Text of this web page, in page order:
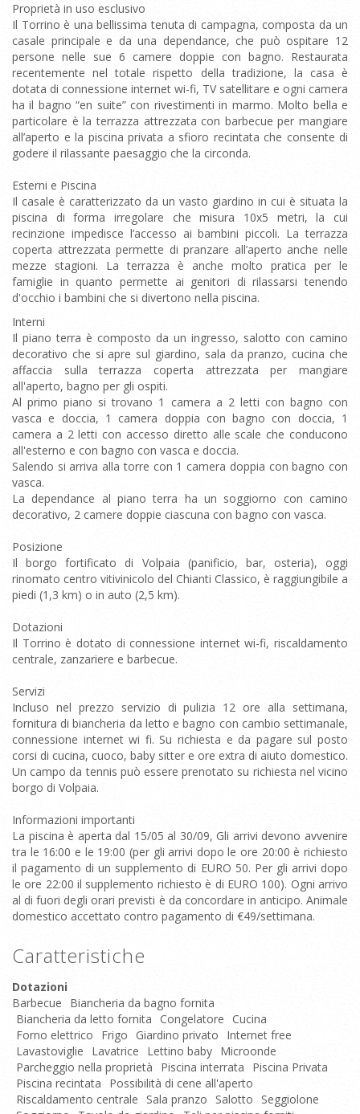
Proprietà in uso esclusivo
Il Torrino è una bellissima tenuta di campagna, composta da un
casale principale e da una dependance, che può ospitare 12
persone nelle sue 6 camere doppie con bagno. Restaurata
recentemente nel totale rispetto della tradizione, la casa è
dotata di connessione internet wi-fi, TV satellitare e ogni camera
ha il bagno “en suite” con rivestimenti in marmo. Molto bella e
particolare è la terrazza attrezzata con barbecue per mangiare
all’aperto e la piscina privata a sfioro recintata che consente di
godere il rilassante paesaggio che la circonda.
Esterni e Piscina
Il casale è caratterizzato da un vasto giardino in cui è situata la
piscina di forma irregolare che misura 10x5 metri, la cui
recinzione impedisce l’accesso ai bambini piccoli. La terrazza
coperta attrezzata permette di pranzare all’aperto anche nelle
mezze stagioni. La terrazza è anche molto pratica per le
famiglie in quanto permette ai genitori di rilassarsi tenendo
d'occhio i bambini che si divertono nella piscina.
Interni
Il piano terra è composto da un ingresso, salotto con camino
decorativo che si apre sul giardino, sala da pranzo, cucina che
affaccia sulla terrazza coperta attrezzata per mangiare
all'aperto, bagno per gli ospiti.
Al primo piano si trovano 1 camera a 2 letti con bagno con
vasca e doccia, 1 camera doppia con bagno con doccia, 1
camera a 2 letti con accesso diretto alle scale che conducono
all'esterno e con bagno con vasca e doccia.
Salendo si arriva alla torre con 1 camera doppia con bagno con
vasca.
La dependance al piano terra ha un soggiorno con camino
decorativo, 2 camere doppie ciascuna con bagno con vasca.
Posizione
Il borgo fortificato di Volpaia (panificio, bar, osteria), oggi
rinomato centro vitivinicolo del Chianti Classico, è raggiungibile a
piedi (1,3 km) o in auto (2,5 km).
Dotazioni
Il Torrino è dotato di connessione internet wi-fi, riscaldamento
centrale, zanzariere e barbecue.
Servizi
Incluso nel prezzo servizio di pulizia 12 ore alla settimana,
fornitura di biancheria da letto e bagno con cambio settimanale,
connessione internet wi fi. Su richiesta e da pagare sul posto
corsi di cucina, cuoco, baby sitter e ore extra di aiuto domestico.
Un campo da tennis può essere prenotato su richiesta nel vicino
borgo di Volpaia.
Informazioni importanti
La piscina è aperta dal 15/05 al 30/09, Gli arrivi devono avvenire
tra le 16:00 e le 19:00 (per gli arrivi dopo le ore 20:00 è richiesto
il pagamento di un supplemento di EURO 50. Per gli arrivi dopo
le ore 22:00 il supplemento richiesto è di EURO 100). Ogni arrivo
al di fuori degli orari previsti è da concordare in anticipo. Animale
domestico accettato contro pagamento di €49/settimana.
Caratteristiche
Dotazioni
Barbecue
Biancheria da bagno fornita
Biancheria da letto fornita Congelatore
Cucina
Forno elettrico
Frigo Giardino privato
Internet free
Lavastoviglie
Lavatrice Lettino baby Microonde
Parcheggio nella proprietà
Piscina interrata
Piscina Privata
Piscina recintata
Possibilità di cene all'aperto
Riscaldamento centrale
Sala pranzo Salotto
Seggiolone